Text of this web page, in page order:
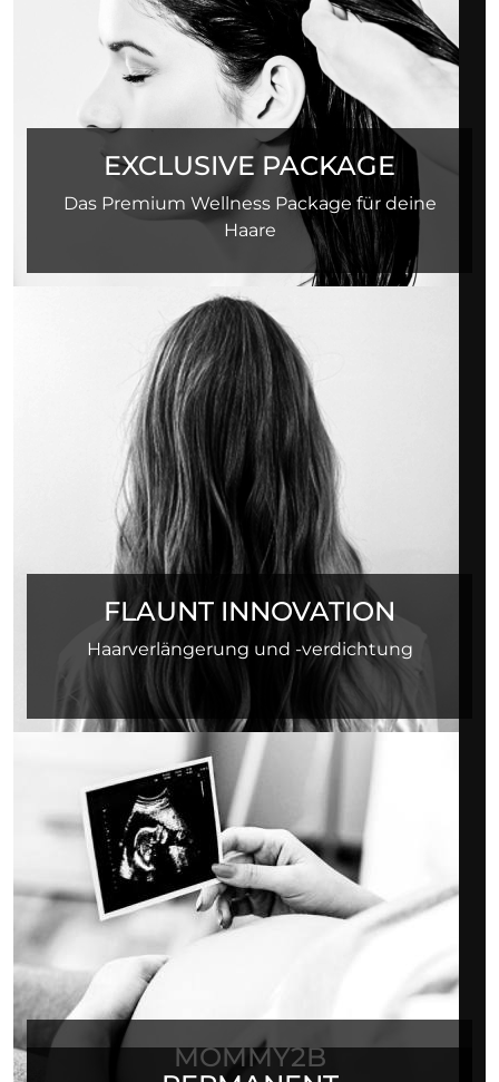
EXCLUSIVE PACKAGE
Das Premium Wellness Package für deine
Haare
FLAUNT INNOVATION
Haarverlängerung und -verdichtung
MOMMY2B